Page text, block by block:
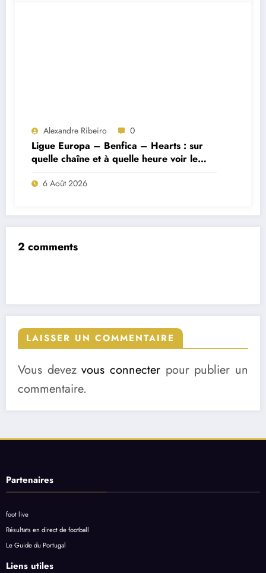
Alexandre Ribeiro 0
Ligue Europa – Benfica – Hearts : sur
quelle chaîne et à quelle heure voir le
match ?
6 Août 2026
2 comments
LAISSER UN COMMENTAIRE
Vous devezvous connecter pour publier un
commentaire.
Partenaires
foot live
Résultats en direct de football
Le Guide du Portugal
Liens utiles